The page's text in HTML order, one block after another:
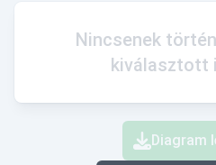
Nincsenek
kiválasztott
Diagram